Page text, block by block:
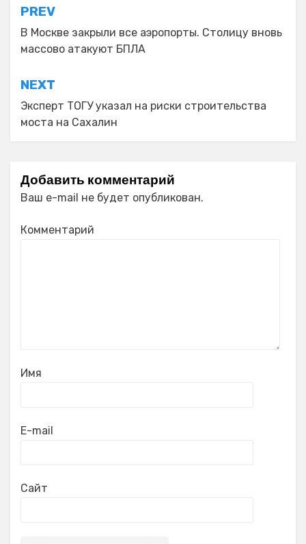
Навигация
по
записям
PREV
В Москве закрыли все аэропорты. Столицу вновь
массово атакуют БПЛА
NEXT
Эксперт ТОГУ указал на риски строительства
моста на Сахалин
Добавить комментарий
Ваш e-mail не будет опубликован.
Комментарий
Имя
E-mail
Сайт